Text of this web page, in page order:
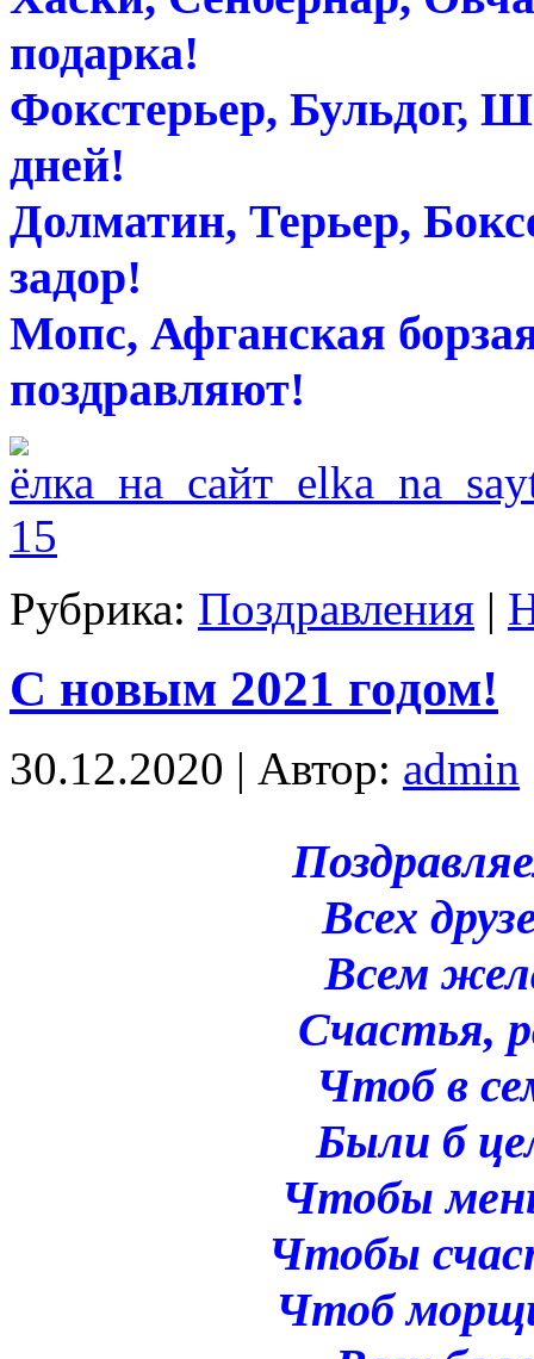
подарка!
Фокстерьер, Бульдог,
дней!
Долматин, Терьер,
задор!
Мопс, Афганская
поздравляют!
Рубрика: Поздравления |
С новым 2021 годом!
30.12.2020 | Автор: admin
Всех
Всем
Счастья,
Чтоб в
Были б
Чтобы
Чтобы
Чтоб